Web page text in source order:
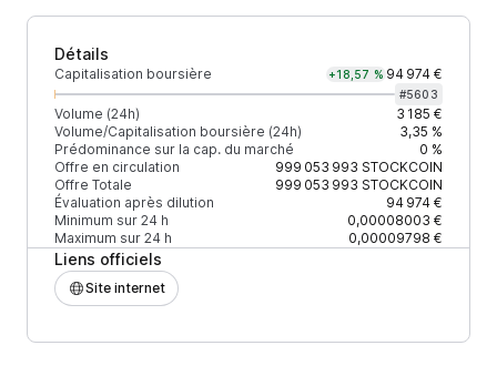
Détails
Capitalisation boursière +18,57 % 94 974 €
#5603
Volume (24h)
3 185 €
Volume/Capitalisation boursière (24h)
3,35 %
Prédominance sur la cap. du marché
0 %
Offre en circulation
999 053 993 STOCKCOIN
Offre Totale
999 053 993 STOCKCOIN
Évaluation après dilution
94 974 €
Minimum sur 24 h
0,00008003 €
Maximum sur 24 h
0,00009798 €
Liens officiels
Site internet